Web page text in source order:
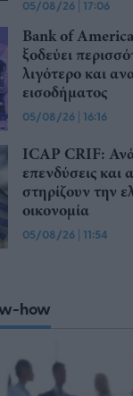
05/08/26 17:06
Bank of
ξoδεύει
λιγότερο και
εισοδήματος
05/08/26 | 16:16
ICAP CRIF:
επενδύσεις και
στηρίζουν την
οικονομία
05/08/26 | 11:54
how